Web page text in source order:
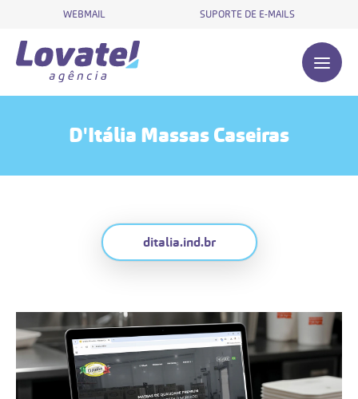
WEBMAIL SUPORTE DE E-MAILS
D'Itália Massas Caseiras
ditalia.ind.br